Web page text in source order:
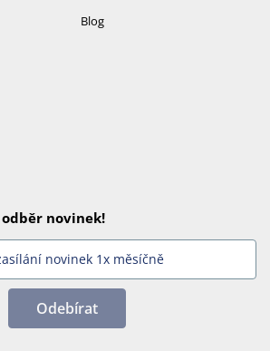
Blog
odběr novinek!
Odebírat